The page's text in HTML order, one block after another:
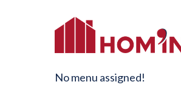
No menu assigned!